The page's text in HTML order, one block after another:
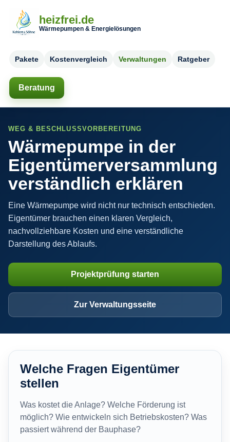
heizfrei.de
Wärmepumpen & Energielösungen
Pakete Kostenvergleich Verwaltungen Ratgeber
Beratung
WEG & BESCHLUSSVORBEREITUNG
Wärmepumpe in der
Eigentümerversammlung
verständlich erklären
Eine Wärmepumpe wird nicht nur technisch entschieden.
Eigentümer brauchen einen klaren Vergleich,
nachvollziehbare Kosten und eine verständliche
Darstellung des Ablaufs.
Projektprüfung starten
Zur Verwaltungsseite
Welche Fragen Eigentümer
stellen
Was kostet die Anlage? Welche Förderung ist
möglich? Wie entwickeln sich Betriebskosten? Was
passiert während der Bauphase?